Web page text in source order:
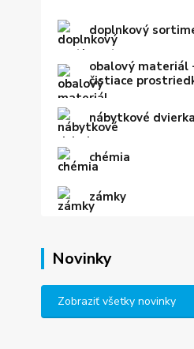
doplnkový
obalový materiál
čistiace
nábytkové dvierka
chémia
zámky
Novinky
Zobraziť všetky novinky